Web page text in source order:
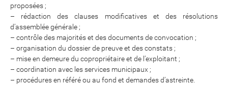
proposées ;
– rédaction des clauses modificatives et des résolutions
d’assemblée générale ;
– contrôle des majorités et des documents de convocation ;
– organisation du dossier de preuve et des constats ;
– mise en demeure du copropriétaire et de l’exploitant ;
– coordination avec les services municipaux ;
– procédures en référé ou au fond et demandes d’astreinte.